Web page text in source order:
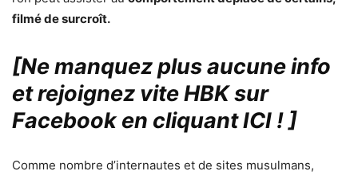
filmé de surcroît.
[Ne manquez plus aucune info
et rejoignez vite HBK sur
Facebook en cliquant ICI !]
Comme nombre d’internautes et de sites musulmans,